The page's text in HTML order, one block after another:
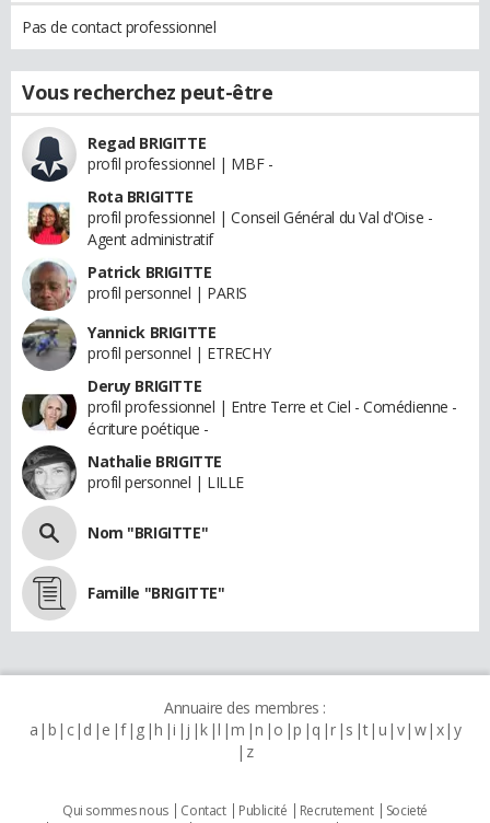
Pas de contact professionnel
Vous recherchez peut-être
Regad BRIGITTE
profil professionnel | MBF -
Rota BRIGITTE
profil professionnel | Conseil Général du Val d'Oise -
Agent administratif
Patrick BRIGITTE
profil personnel | PARIS
Yannick BRIGITTE
profil personnel | ETRECHY
Deruy BRIGITTE
profil professionnel | Entre Terre et Ciel - Comédienne -
écriture poétique -
Nathalie BRIGITTE
profil personnel | LILLE
Nom "BRIGITTE"
Famille "BRIGITTE"
Annuaire des membres :
a b c d e f g h i j k l m n o p q r s t u v w x y
z
Qui sommes nous Contact Publicité Recrutement
Societé